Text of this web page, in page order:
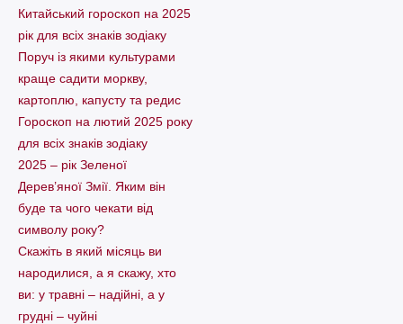
Китайський гороскоп на 2025
рік для всіх знаків зодіаку
Поруч із якими культурами
краще садити моркву,
картоплю, капусту та редис
Гороскоп на лютий 2025 року
для всіх знаків зодіаку
2025 – рік Зеленої
Дерев’яної Змії. Яким він
буде та чого чекати від
символу року?
Скажіть в який місяць ви
народилися, а я скажу, хто
ви: у травні – надійні, а у
грудні – чуйні